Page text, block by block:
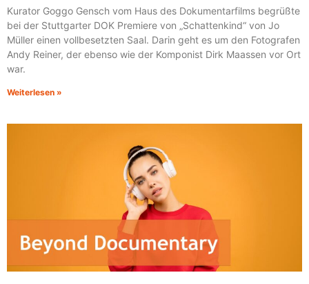
Kurator Goggo Gensch vom Haus des Dokumentarfilms begrüßte
bei der Stuttgarter DOK Premiere von „Schattenkind“ von Jo
Müller einen vollbesetzten Saal. Darin geht es um den Fotografen
Andy Reiner, der ebenso wie der Komponist Dirk Maassen vor Ort
war.
Weiterlesen »